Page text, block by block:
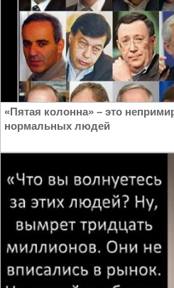
«Пятая колонна» – это
нормальных людей